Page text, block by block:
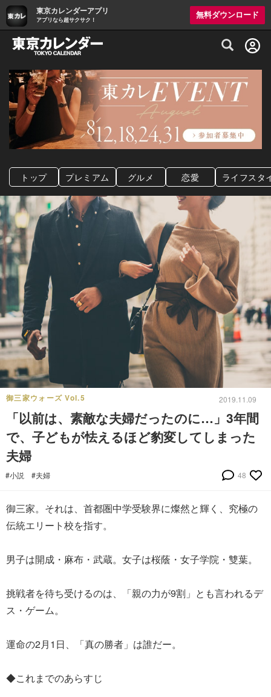
東京カレンダーアプリ
アプリなら超サクサク！
無料ダウンロード
グルメ情報・プレミアムレストラン予約
トップ プレミアム グルメ 恋愛 ライフスタ
御三家ウォーズ Vol.5 2019.11.09
「以前は、素敵な夫婦だったのに…」3年間
で、子どもが怯えるほど豹変してしまった
夫婦
#小説 #夫婦 48
御三家。それは、首都圏中学受験界に燦然と輝く、究極の
伝統エリート校を指す。
男子は開成・麻布・武蔵。女子は桜蔭・女子学院・雙葉。
挑戦者を待ち受けるのは、「親の力が9割」とも言われるデ
ス・ゲーム。
運命の2月1日、「真の勝者」は誰だー。
◆これまでのあらすじ